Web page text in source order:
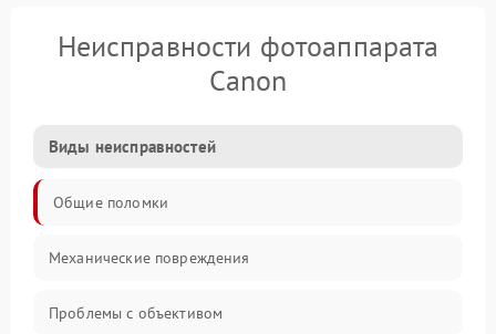
Неисправности фотоаппарата
Canon
Виды неисправностей
Общие поломки
Механические повреждения
Проблемы с объективом